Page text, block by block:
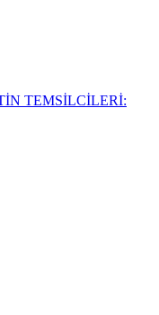
TEMSİLCİLERİ: